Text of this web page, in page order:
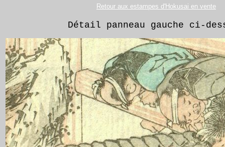
Retour aux estampes d'Hokusai en vente
Détail panneau gauche ci-